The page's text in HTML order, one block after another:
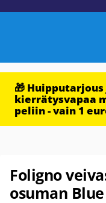
🎁
kierrätysvapaa
peliin - vain 1
Foligno
osuman